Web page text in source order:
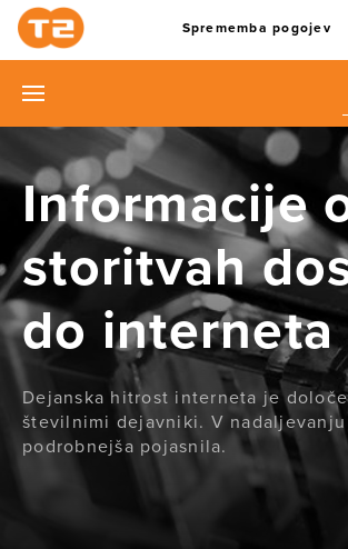
Sprememba pogojev
Informacije
storitvah
do interneta
Dejanska hitrost interneta je
številnimi dejavniki. V nadaljevanju
podrobnejša pojasnila.